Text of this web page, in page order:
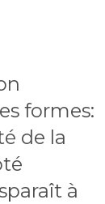
formes:
de la
à